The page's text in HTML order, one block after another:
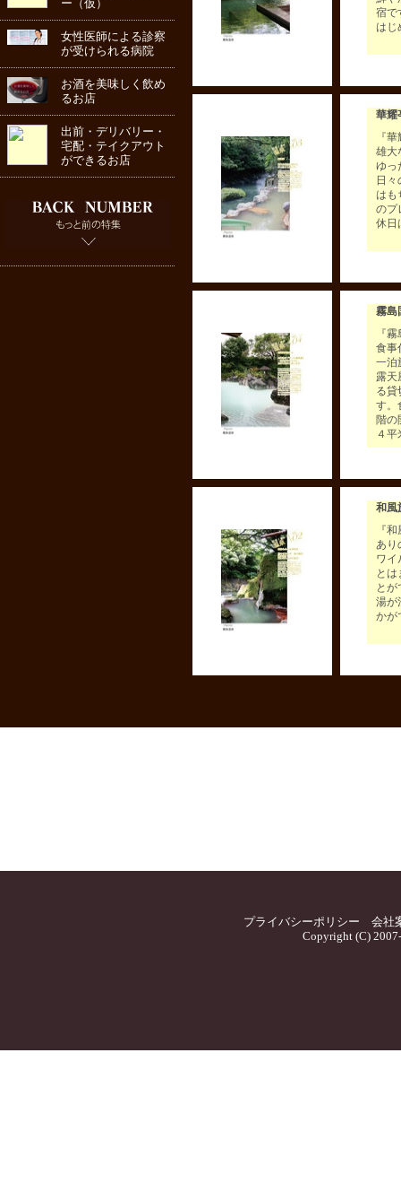
ー（仮）
女性医師による診察
が受けられる病院
お酒を美味しく飲め
るお店
出前・デリバリー・
宅配・テイクアウト
ができるお店
宿で
はじ
華
『
雄大
ゆっ
日
はも
のプ
休日
霧
『
食事
一泊
露天
る貸
す。
階の
４
和
『
あり
ワイ
と
と
湯が
かが
プライバシーポリシー
会社
Copyright (C)